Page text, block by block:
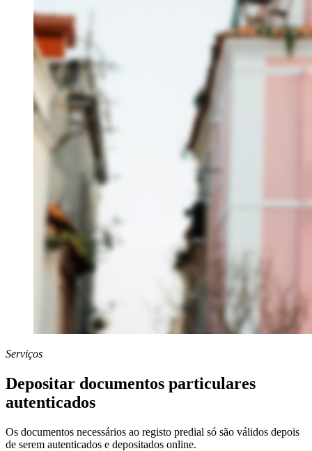
Serviços
Depositar documentos particulares
autenticados
Os documentos necessários ao registo predial só são válidos depois
de serem autenticados e depositados online.